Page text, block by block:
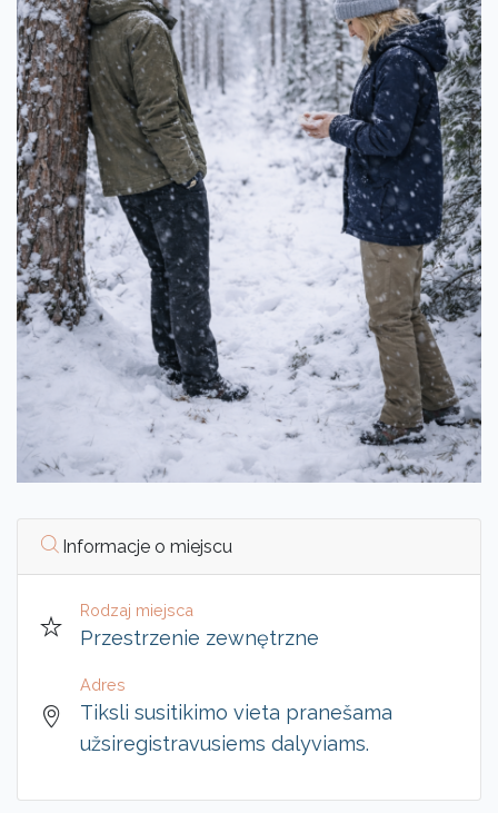
Informacje o miejscu
Rodzaj miejsca
Przestrzenie zewnętrzne
Adres
Tiksli susitikimo vieta pranešama
užsiregistravusiems dalyviams.